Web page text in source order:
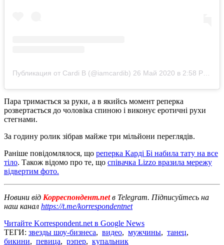
Публикация от Cardi B (@iamcardib) 26 Май 2020 в 2:58 PDT
Пара тримається за руки, а в якийсь момент реперка
розвертається до чоловіка спиною і виконує еротичні рухи
стегнами.
За годину ролик зібрав майже три мільйони переглядів.
Раніше повідомлялося, що реперка Карді Бі набила тату на все
тіло. Також відомо про те, що співачка Lizzo вразила мережу
відвертим фото.
Новини від Корреспондент.netв Telegram. Підписуйтесь на
наш канал https://t.me/korrespondentnet
Читайте Korrespondent.net в Google News
ТЕГИ: звезды шоу-бизнеса, видео, мужчины, танец,
бикини, певица, рэпер, купальник